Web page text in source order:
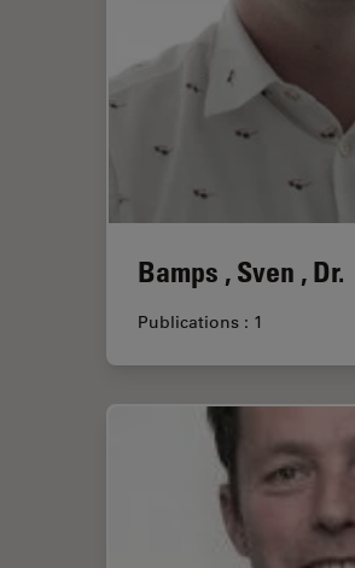
Bamps , Sven , Dr.
Publications : 1